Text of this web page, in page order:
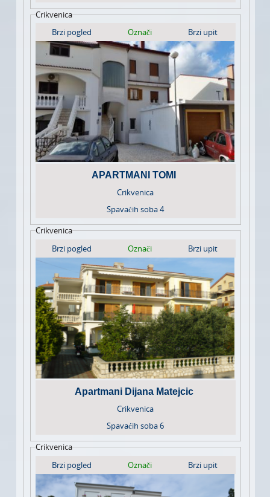
Crikvenica
Brzi pogled
Označi Brzi upit
APARTMANI TOMI
Crikvenica
Spavaćih soba4
Crikvenica
Brzi pogled
Označi Brzi upit
Apartmani Dijana Matejcic
Crikvenica
Spavaćih soba6
Crikvenica
Brzi pogled
Označi Brzi upit